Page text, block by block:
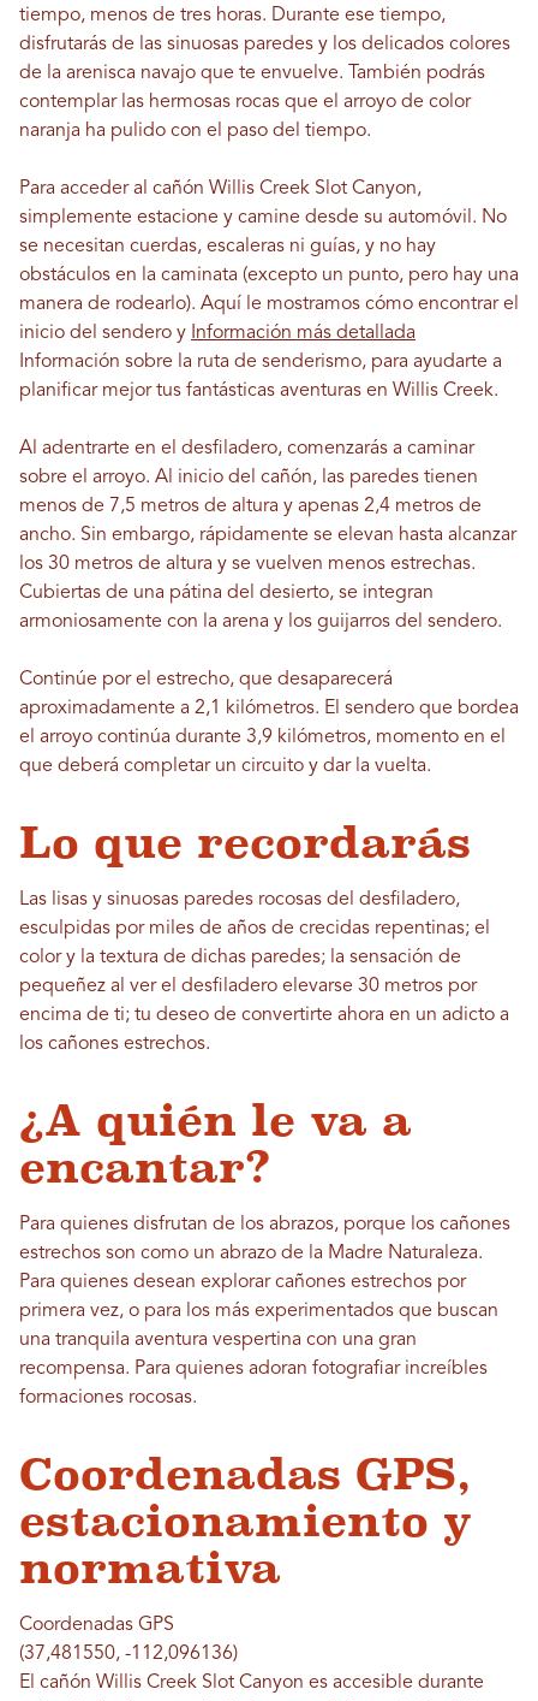
tiempo, menos de tres horas. Durante ese tiempo,
disfrutarás de las sinuosas paredes y los delicados colores
de la arenisca navajo que te envuelve. También podrás
contemplar las hermosas rocas que el arroyo de color
naranja ha pulido con el paso del tiempo.
Para acceder al cañón Willis Creek Slot Canyon,
simplemente estacione y camine desde su automóvil. No
se necesitan cuerdas, escaleras ni guías, y no hay
obstáculos en la caminata (excepto un punto, pero hay una
manera de rodearlo). Aquí le mostramos cómo encontrar el
inicio del sendero y Información más detallada
Información sobre la ruta de senderismo, para ayudarte a
planificar mejor tus fantásticas aventuras en Willis Creek.
Al adentrarte en el desfiladero, comenzarás a caminar
sobre el arroyo. Al inicio del cañón, las paredes tienen
menos de 7,5 metros de altura y apenas 2,4 metros de
ancho. Sin embargo, rápidamente se elevan hasta alcanzar
los 30 metros de altura y se vuelven menos estrechas.
Cubiertas de una pátina del desierto, se integran
armoniosamente con la arena y los guijarros del sendero.
Continúe por el estrecho, que desaparecerá
aproximadamente a 2,1 kilómetros. El sendero que bordea
el arroyo continúa durante 3,9 kilómetros, momento en el
que deberá completar un circuito y dar la vuelta.
Lo que recordarás
Las lisas y sinuosas paredes rocosas del desfiladero,
esculpidas por miles de años de crecidas repentinas; el
color y la textura de dichas paredes; la sensación de
pequeñez al ver el desfiladero elevarse 30 metros por
encima de ti; tu deseo de convertirte ahora en un adicto a
los cañones estrechos.
¿A quién le va a
encantar?
Para quienes disfrutan de los abrazos, porque los cañones
estrechos son como un abrazo de la Madre Naturaleza.
Para quienes desean explorar cañones estrechos por
primera vez, o para los más experimentados que buscan
una tranquila aventura vespertina con una gran
recompensa. Para quienes adoran fotografiar increíbles
formaciones rocosas.
Coordenadas GPS,
estacionamiento y
normativa
Coordenadas GPS
(37,481550, -112,096136)
El cañón Willis Creek Slot Canyon es accesible durante